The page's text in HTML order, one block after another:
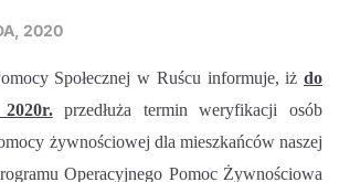
2020
Społecznej w Ruścu informuje, iż do
przedłuża termin weryfikacji osób
żywnościowej dla mieszkańców naszej
Operacyjnego Pomoc Żywnościowa